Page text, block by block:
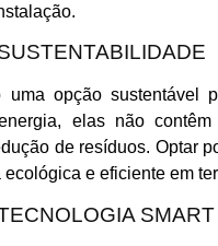
opção sustentável
elas não
de resíduos. Optar
ecológica e eficiente em
SMART